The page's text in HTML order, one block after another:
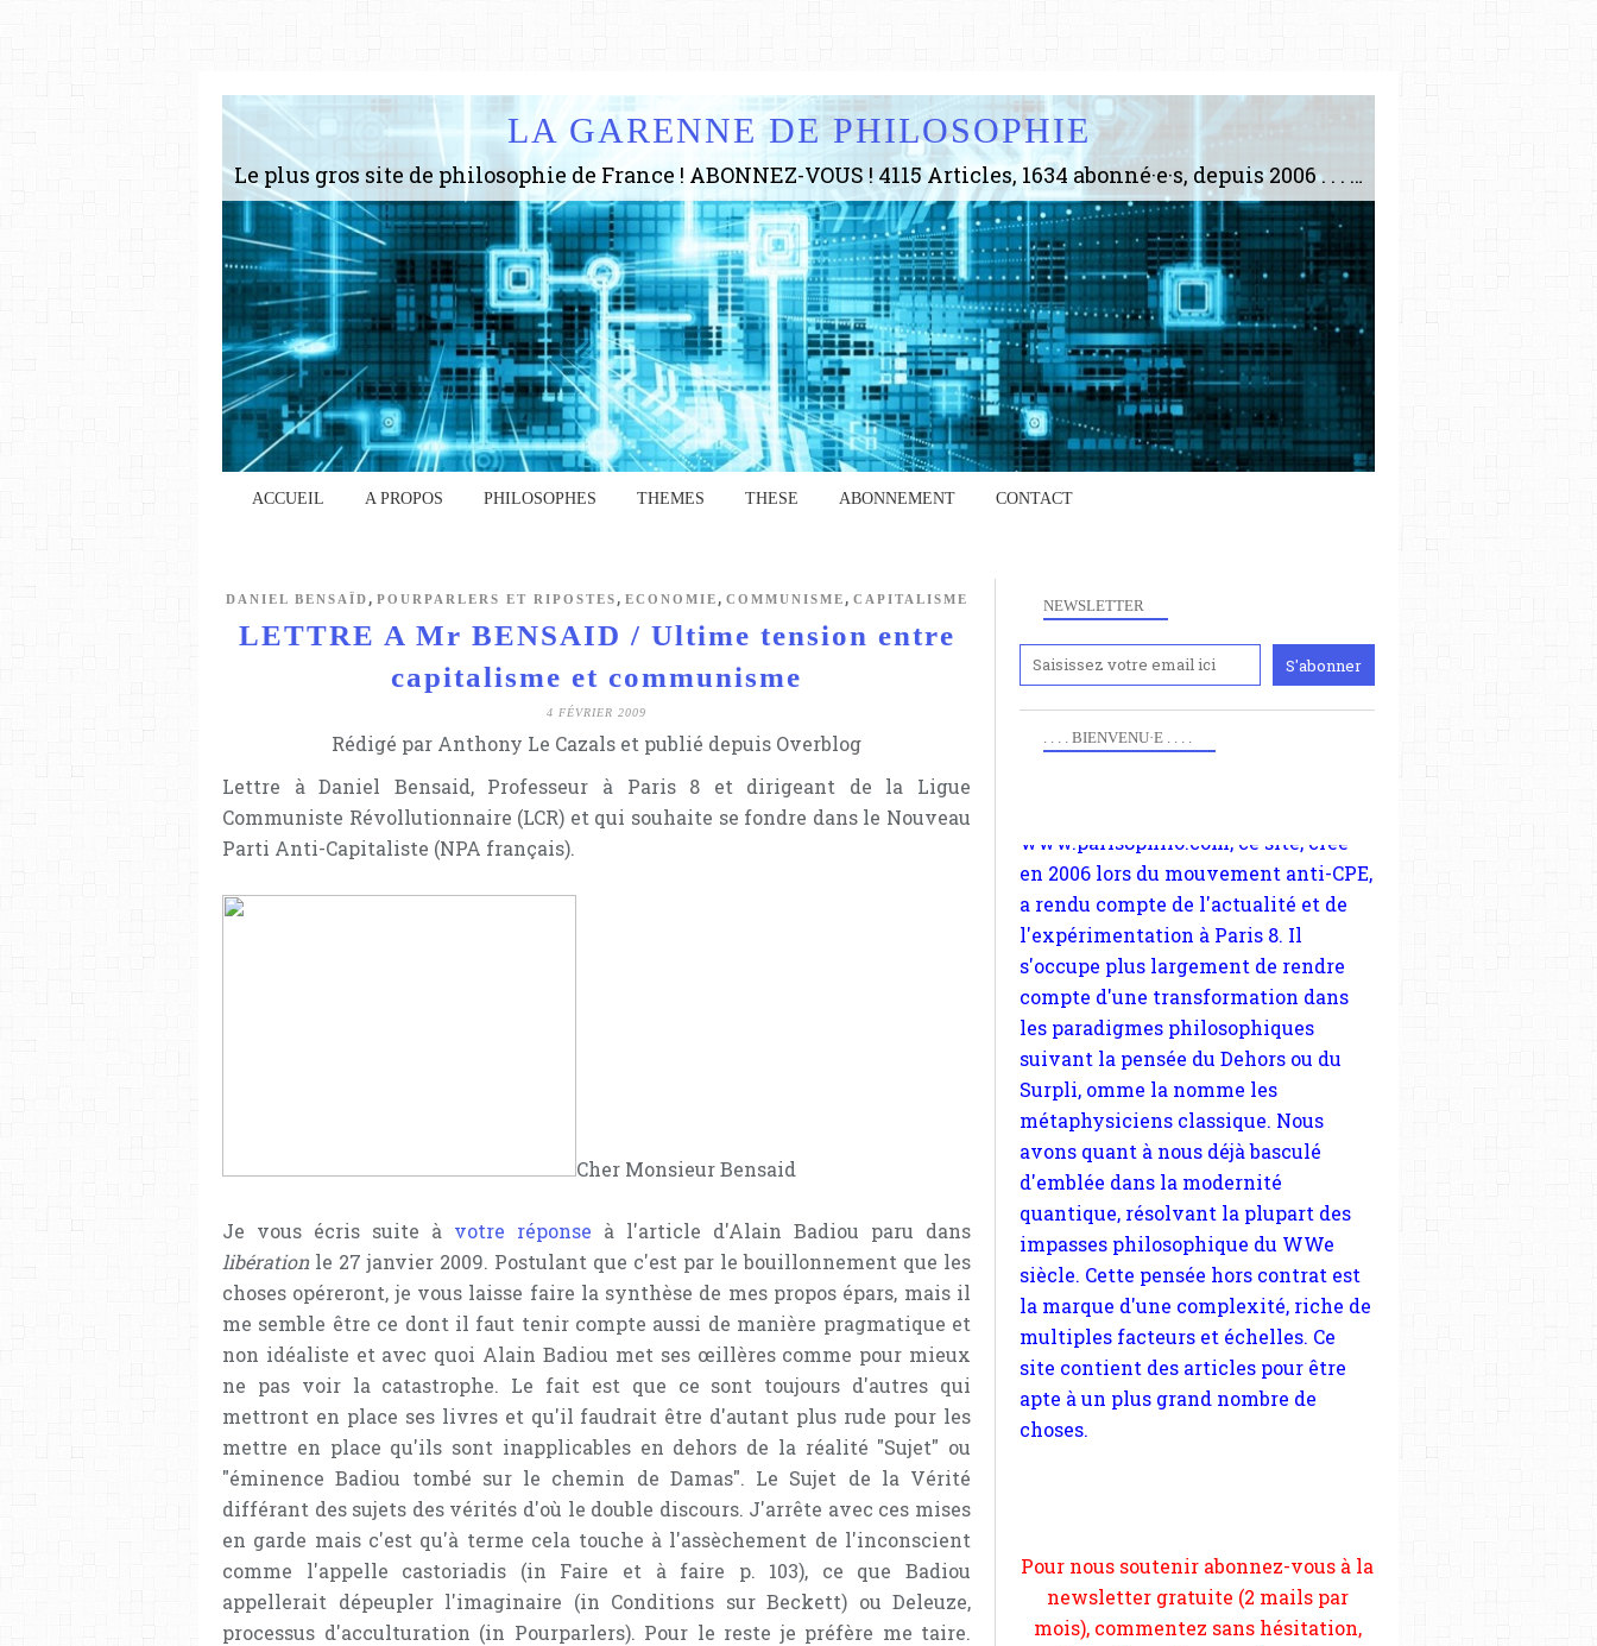
LA GARENNE DE PHILOSOPHIE
Le plus gros site de philosophie de France ! ABONNEZ-VOUS ! 4115 Articles, 1634 abonné·e·s, depuis 2006 . . . . . . . . 2 852 214 pages vues jusqu'à présent. Prestance et être apte à un plus grand nombre de choses.
ACCUEIL A PROPOS PHILOSOPHES THEMES THESE ABONNEMENT CONTACT
DANIEL BENSAÏD , POURPARLERS ET RIPOSTES , ECONOMIE , COMMUNISME , CAPITALISME
LETTRE A Mr BENSAID / Ultime tension entre
capitalisme et communisme
4 FÉVRIER 2009
Rédigé par Anthony Le Cazals et publié depuis Overblog
Lettre à Daniel Bensaid, Professeur à Paris 8 et dirigeant de la Ligue
Communiste Révollutionnaire (LCR) et qui souhaite se fondre dans le Nouveau
Parti Anti-Capitaliste (NPA français).
Cher Monsieur Bensaid
Je vous écris suite à votre réponse à l'article d'Alain Badiou paru dans
libérationle 27 janvier 2009. Postulant que c'est par le bouillonnement que les
choses opéreront, je vous laisse faire la synthèse de mes propos épars, mais il
me semble être ce dont il faut tenir compte aussi de manière pragmatique et
non idéaliste et avec quoi Alain Badiou met ses œillères comme pour mieux
ne pas voir la catastrophe. Le fait est que ce sont toujours d'autres qui
mettront en place ses livres et qu'il faudrait être d'autant plus rude pour les
mettre en place qu'ils sont inapplicables en dehors de la réalité "Sujet" ou
"éminence Badiou tombé sur le chemin de Damas". Le Sujet de la Vérité
différant des sujets des vérités d'où le double discours. J'arrête avec ces mises
en garde mais c'est qu'à terme cela touche à l'assèchement de l'inconscient
comme l'appelle castoriadis (in Faire et à faire p. 103), ce que Badiou
appellerait dépeupler l'imaginaire (in Conditions sur Beckett) ou Deleuze,
processus d'acculturation (in Pourparlers). Pour le reste je préfère me taire.
NEWSLETTER
. . . . BIENVENU·E . . . .
Anciennement
en 2006 lors du mouvement anti-CPE,
compte d'une transformation dans
les paradigmes philosophiques
suivant la pensée du Dehors ou du
Surpli, omme la nomme les
métaphysiciens classique. Nous
avons quant à nous déjà basculé
d'emblée dans la modernité
quantique, résolvant la plupart des
impasses philosophique du WWe
siècle. Cette pensée hors contrat est
la marque d'une complexité, riche de
multiples facteurs et échelles. Ce
site contient des articles pour être
apte à un plus grand nombre de
choses.
et si vous le pouvez faîtes des liens
depuis votre site.